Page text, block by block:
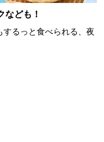
ども！
するっと食べられる、夜